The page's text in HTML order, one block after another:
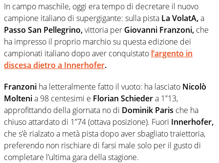
In campo maschile, oggi era tempo di decretare il nuovo
campione italiano di supergigante: sulla pista La VolatA,a
Passo San Pellegrino,vittoria per Giovanni Franzoni, che
ha impresso il proprio marchio su questa edizione dei
campionati italiano dopo aver conquistato l’argento in
discesa dietro a Innerhofer.
Franzoni ha letteralmente fatto il vuoto: ha lasciato Nicolò
Moltenia 98 centesimi e Florian Schiedera 1”13,
approfittando della giornata no di Dominik Paris che ha
chiuso attardato di 1”74 (ottava posizione). Fuori Innerhofer,
che s’è rialzato a metà pista dopo aver sbagliato traiettoria,
preferendo non rischiare di farsi male solo per il gusto di
completare l’ultima gara della stagione.